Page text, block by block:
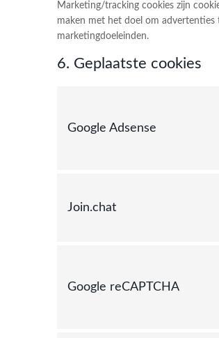
Marketing/tracking cookies zijn
maken met het doel om
marketingdoeleinden.
6. Geplaatste cookies
Google Adsense
Join.chat
Google reCAPTCHA